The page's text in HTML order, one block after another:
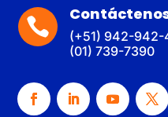

(+51) 942-942-
(01) 739-7390